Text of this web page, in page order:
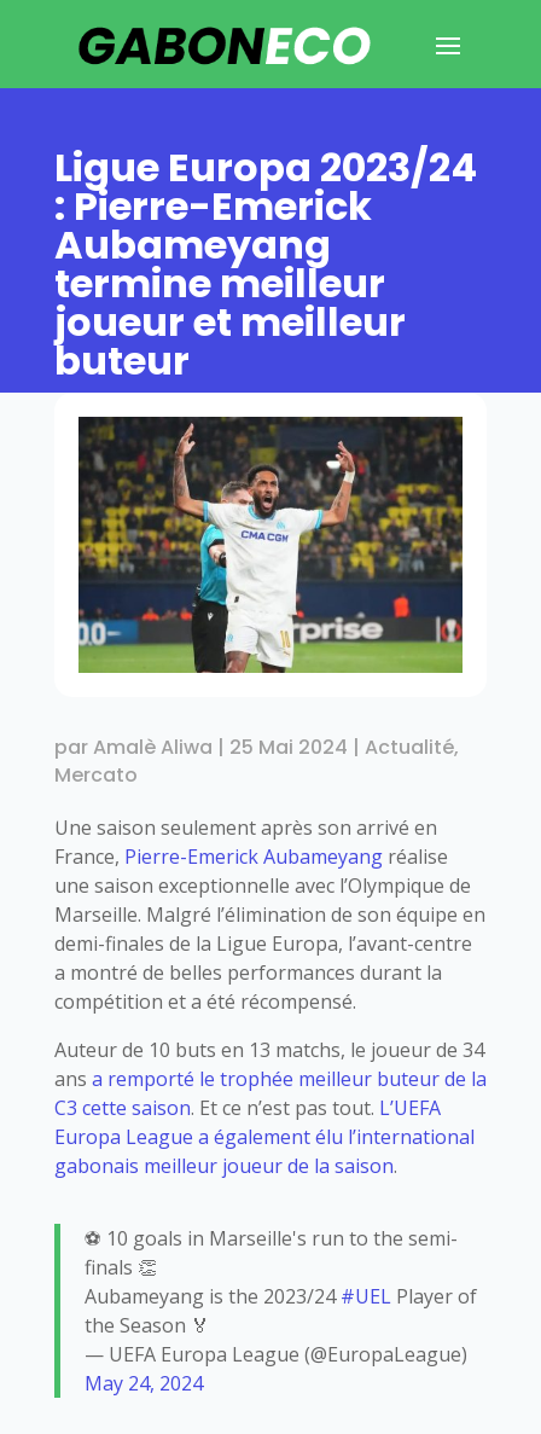
Ligue Europa 2023/24
: Pierre-Emerick
Aubameyang
termine meilleur
joueur et meilleur
buteur
parAmalè Aliwa | 25 Mai 2024 | Actualité,
Mercato
Une saison seulement après son arrivé en
France, Pierre-Emerick Aubameyangréalise
une saison exceptionnelle avec l’Olympique de
Marseille. Malgré l’élimination de son équipe en
demi-finales de la Ligue Europa, l’avant-centre
a montré de belles performances durant la
compétition et a été récompensé.
Auteur de 10 buts en 13 matchs, le joueur de 34
ans a remporté le trophée meilleur buteur de la
C3 cette saison. Et ce n’est pas tout. L’UEFA
Europa League a également élu l’international
gabonais meilleur joueur de la saison.
⚽️ 10 goals in Marseille's run to the semi-
finals 👏
Aubameyang is the 2023/24#UELPlayer of
the Season 🏅
— UEFA Europa League (@EuropaLeague)
May 24, 2024